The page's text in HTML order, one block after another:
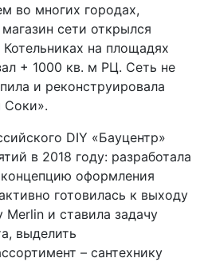
во многих городах,
сети открылся
на площадях
+ 1000 кв. м РЦ. Сеть не
и реконструировала
Соки».
DIY «Бауцентр»
в 2018 году: разработала
оформления
готовилась к выходу
и ставила задачу
выделить
– сантехнику